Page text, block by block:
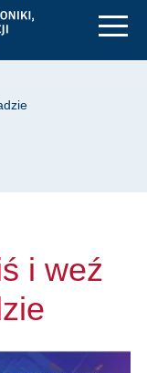
i
i weź